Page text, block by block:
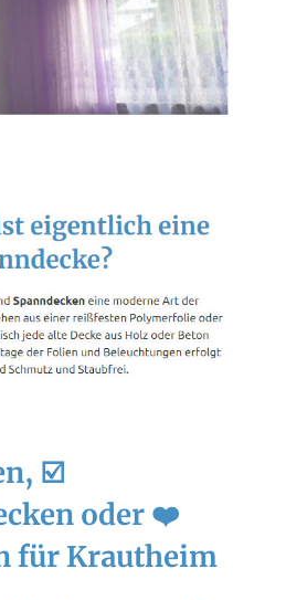
☑️
oder ❤️
für Krautheim